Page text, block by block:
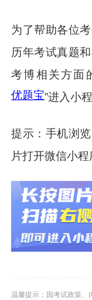
为了帮助各位
历年考试真题
考博相关方面
优题宝”进入小
提示：手机浏
片打开微信小程
温馨提示：因考试政策、